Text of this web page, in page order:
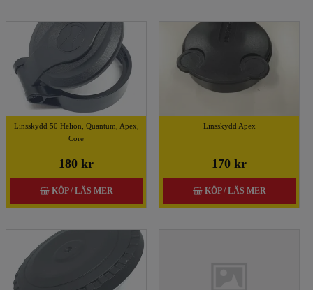
Linsskydd 50 Helion, Quantum, Apex,
Core
180 kr
KÖP / LÄS MER
Linsskydd Apex
170 kr
KÖP / LÄS MER